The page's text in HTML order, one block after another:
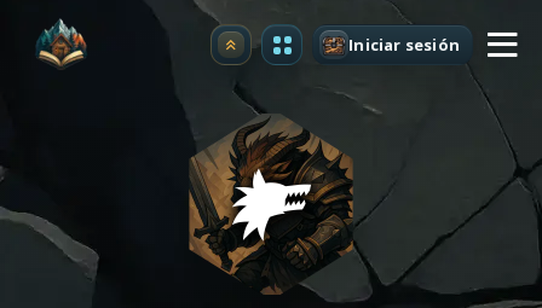
Mejorar Iniciar sesión